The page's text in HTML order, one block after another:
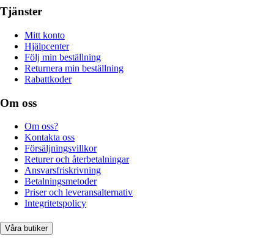
Tjänster
Mitt konto
Hjälpcenter
Följ min beställning
Returnera min beställning
Rabattkoder
Om oss
Om oss?
Kontakta oss
Försäljningsvillkor
Returer och återbetalningar
Ansvarsfriskrivning
Betalningsmetoder
Priser och leveransalternativ
Integritetspolicy
Våra butiker